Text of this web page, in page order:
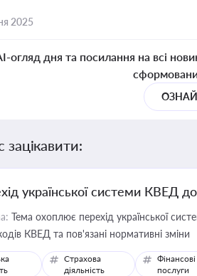
2025
огляд дня та посилання на всі
української системи КВЕД
Тема охоплює перехід української
КВЕД та пов'язані нормативні зміни
Страхова
діяльність
Фінансові
послуги